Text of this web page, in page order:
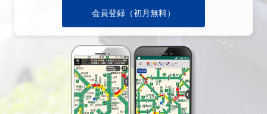
会員登録（初月無料）